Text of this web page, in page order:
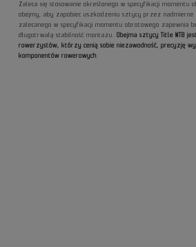
Zaleca się stosowanie określonego w specyfikacji momentu
obejmy, aby zapobiec uszkodzeniu sztycy przez nadmierne
zalecanego w specyfikacji momentu obrotowego zapewnia
długotrwałą stabilność montażu. Obejma sztycy Title MTB
rowerzystów, którzy cenią sobie niezawodność, precyzję
komponentów rowerowych.